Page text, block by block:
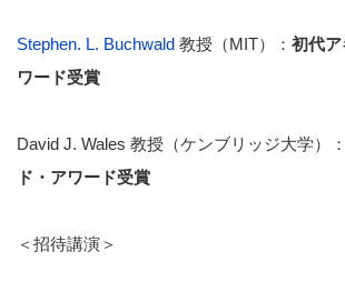
Stephen. L. Buchwald 教授（MIT）： 初代
ワード受賞
David J. Wales 教授（ケンブリッジ大学）：
ド・アワード受賞
＜招待講演＞